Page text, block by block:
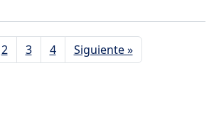
2 3 4 Siguiente »